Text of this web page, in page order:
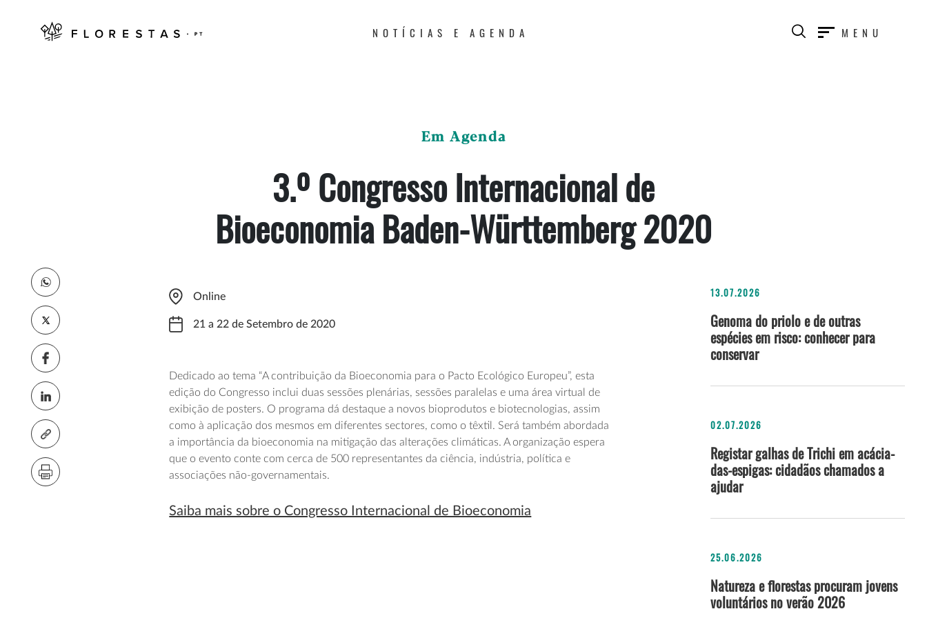
NOTÍCIAS E AGENDA MENU
Em Agenda
3.º Congresso Internacional de
Bioeconomia Baden-Württemberg 2020
Online
21 a 22 de Setembro de 2020
Dedicado ao tema “A contribuição da Bioeconomia para o Pacto Ecológico Europeu”, esta
edição do Congresso inclui duas sessões plenárias, sessões paralelas e uma área virtual de
exibição de posters. O programa dá destaque a novos bioprodutos e biotecnologias, assim
como à aplicação dos mesmos em diferentes sectores, como o têxtil. Será também abordada
a importância da bioeconomia na mitigação das alterações climáticas. A organização espera
que o evento conte com cerca de 500 representantes da ciência, indústria, política e
associações não-governamentais.
Saiba mais sobre o Congresso Internacional de Bioeconomia
13.07.2026
Genoma do priolo e de outras
espécies em risco: conhecer para
conservar
02.07.2026
Registar galhas de Trichi em acácia-
das-espigas: cidadãos chamados a
ajudar
25.06.2026
Natureza e florestas procuram jovens
voluntários no verão 2026